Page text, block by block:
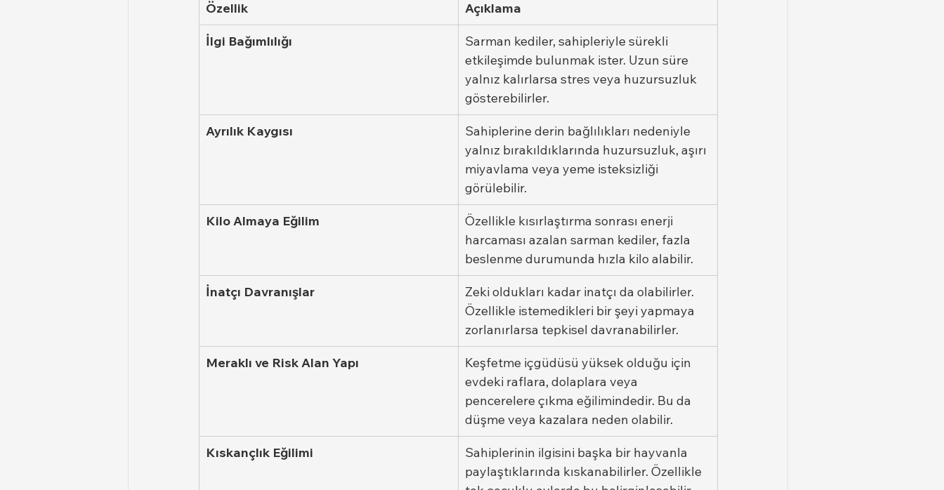
Özellik Açıklama
İlgi Bağımlılığı
Sarman kediler, sahipleriyle sürekli
etkileşimde bulunmak ister. Uzun süre
yalnız kalırlarsa stres veya huzursuzluk
gösterebilirler.
Ayrılık Kaygısı
Sahiplerine derin bağlılıkları nedeniyle
yalnız bırakıldıklarında huzursuzluk, aşırı
miyavlama veya yeme isteksizliği
görülebilir.
Kilo Almaya Eğilim
Özellikle kısırlaştırma sonrası enerji
harcaması azalan sarman kediler, fazla
beslenme durumunda hızla kilo alabilir.
İnatçı Davranışlar
Zeki oldukları kadar inatçı da olabilirler.
Özellikle istemedikleri bir şeyi yapmaya
zorlanırlarsa tepkisel davranabilirler.
Meraklı ve Risk Alan Yapı
Keşfetme içgüdüsü yüksek olduğu için
evdeki raflara, dolaplara veya
pencerelere çıkma eğilimindedir. Bu da
düşme veya kazalara neden olabilir.
Kıskançlık Eğilimi
Sahiplerinin ilgisini başka bir hayvanla
paylaştıklarında kıskanabilirler. Özellikle